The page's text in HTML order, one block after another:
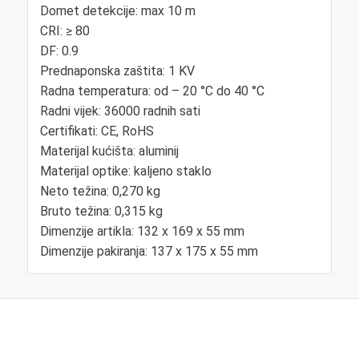
Domet detekcije: max 10 m
CRI: ≥ 80
DF: 0.9
Prednaponska zaštita: 1 KV
Radna temperatura: od – 20 °C do 40 °C
Radni vijek: 36000 radnih sati
Certifikati: CE, RoHS
Materijal kućišta: aluminij
Materijal optike: kaljeno staklo
Neto težina: 0,270 kg
Bruto težina: 0,315 kg
Dimenzije artikla: 132 x 169 x 55 mm
Dimenzije pakiranja: 137 x 175 x 55 mm